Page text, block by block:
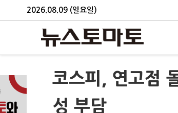
2026.08.09 (일요일)
코스피, 연고점
성 부담